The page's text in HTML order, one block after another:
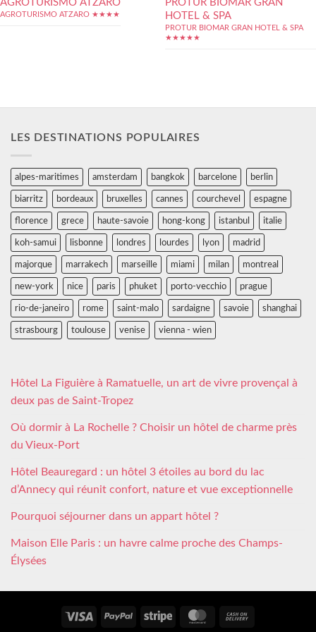
AGROTURISMO ATZARO
AGROTURISMO ATZARO ★★★★
PROTUR BIOMAR GRAN
HOTEL & SPA
PROTUR BIOMAR GRAN HOTEL & SPA
★★★★★
LES DESTINATIONS POPULAIRES
alpes-maritimes amsterdam bangkok barcelone berlin
biarritz bordeaux bruxelles cannes courchevel espagne
florence grece haute-savoie hong-kong istanbul italie
koh-samui lisbonne londres lourdes lyon madrid
majorque marrakech marseille miami milan montreal
new-york nice paris phuket porto-vecchio prague
rio-de-janeiro rome saint-malo sardaigne savoie shanghai
strasbourg toulouse venise vienna - wien
Hôtel La Figuière à Ramatuelle, un art de vivre provençal à
deux pas de Saint-Tropez
Où dormir à La Rochelle ? Choisir un hôtel de charme près
du Vieux-Port
Hôtel Beauregard : un hôtel 3 étoiles au bord du lac
d’Annecy qui réunit confort, nature et vue exceptionnelle
Pourquoi séjourner dans un appart hôtel ?
Maison Elle Paris : un havre calme proche des Champs-
Élysées
Visa PayPal Stripe MasterCard